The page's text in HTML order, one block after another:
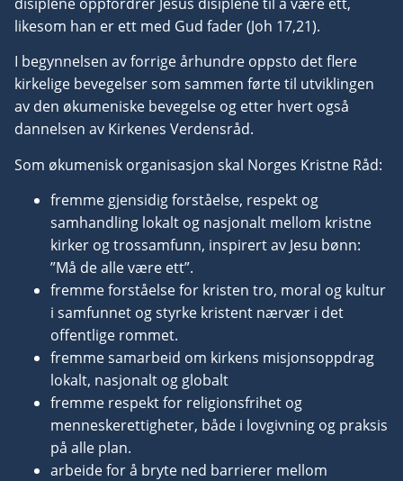
likesom han er ett med Gud fader (Joh 17,21).
I begynnelsen av forrige århundre oppsto det flere
kirkelige bevegelser som sammen førte til utviklingen
av den økumeniske bevegelse og etter hvert også
dannelsen av Kirkenes Verdensråd.
Som økumenisk organisasjon skal Norges Kristne Råd:
fremme gjensidig forståelse, respekt og
samhandling lokalt og nasjonalt mellom kristne
kirker og trossamfunn, inspirert av Jesu bønn:
”Må de alle være ett”.
fremme forståelse for kristen tro, moral og kultur
i samfunnet og styrke kristent nærvær i det
offentlige rommet.
fremme samarbeid om kirkens misjonsoppdrag
lokalt, nasjonalt og globalt
fremme respekt for religionsfrihet og
menneskerettigheter, både i lovgivning og praksis
på alle plan.
arbeide for å bryte ned barrierer mellom